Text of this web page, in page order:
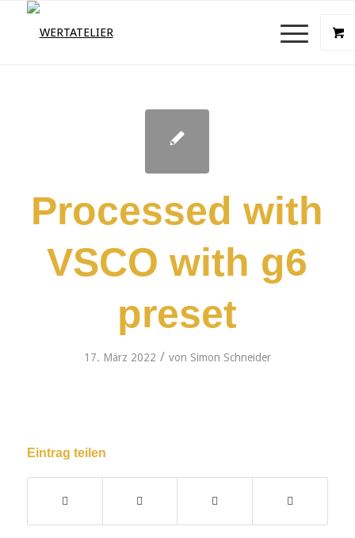
Processed with
VSCO with g6
preset
17. März 2022 / von Simon Schneider
Eintrag teilen